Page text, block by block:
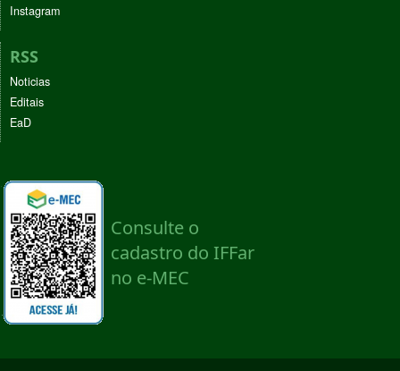
Instagram
RSS
Noticias
Editais
EaD